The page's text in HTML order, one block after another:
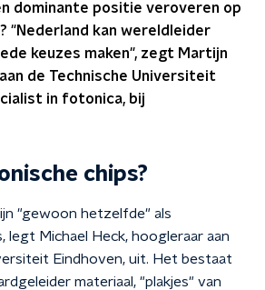
dominante positie veroveren op
"Nederland kan wereldleider
keuzes maken", zegt Martijn
de Technische Universiteit
in fotonica, bij
chips?
"gewoon hetzelfde" als
legt Michael Heck, hoogleraar aan
Eindhoven, uit. Het bestaat
materiaal, "plakjes" van